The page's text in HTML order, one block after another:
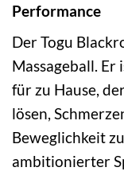
Performance
Der Togu
Massageball.
für zu Hause,
lösen,
Beweglichkeit
ambitionierter